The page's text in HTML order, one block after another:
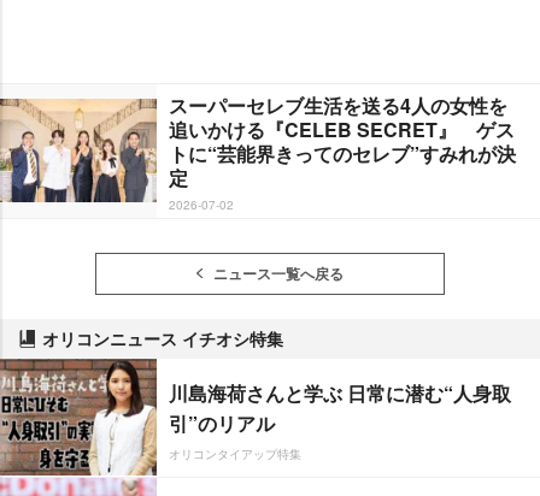
スーパーセレブ生活を送る4人の女性を
追いかける『CELEB SECRET』 ゲス
トに“芸能界きってのセレブ”すみれが決
定
2026-07-02
ニュース一覧へ戻る
オリコンニュース イチオシ特集
川島海荷さんと学ぶ 日常に潜む“人身取
引”のリアル
オリコンタイアップ特集